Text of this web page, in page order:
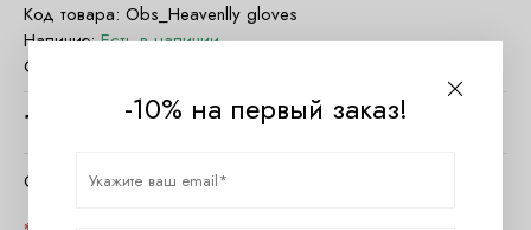
Код товара: Obs_Heavenlly gloves
Наличие:Есть в наличии
Страна:
1900 руб.
Очистить параметры
-10% на первый заказ!